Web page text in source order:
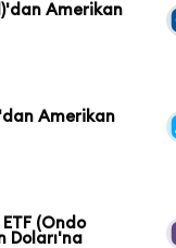
Amerikan
Amerikan
(Ondo
Doları'na